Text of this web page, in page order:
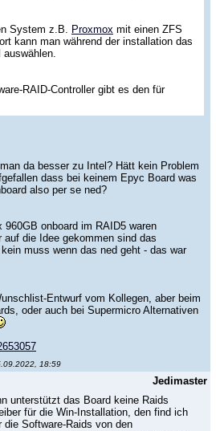
System z.B.
Proxmox mit einen ZFS
kann man während der installation das
RAID-Controller gibt es den für
da besser zu Intel? Hätt kein Problem
dass bei keinem Epyc Board was
also per se ned?
onboard im RAID5 waren
die Idee gekommen sind das
muss wenn das ned geht - das war
Entwurf vom Kollegen, aber beim
oder auch bei Supermicro Alternativen
18:59
Jedimaster
unterstützt das Board keine Raids
für die Win-Installation, den find ich
die Software-Raids von den